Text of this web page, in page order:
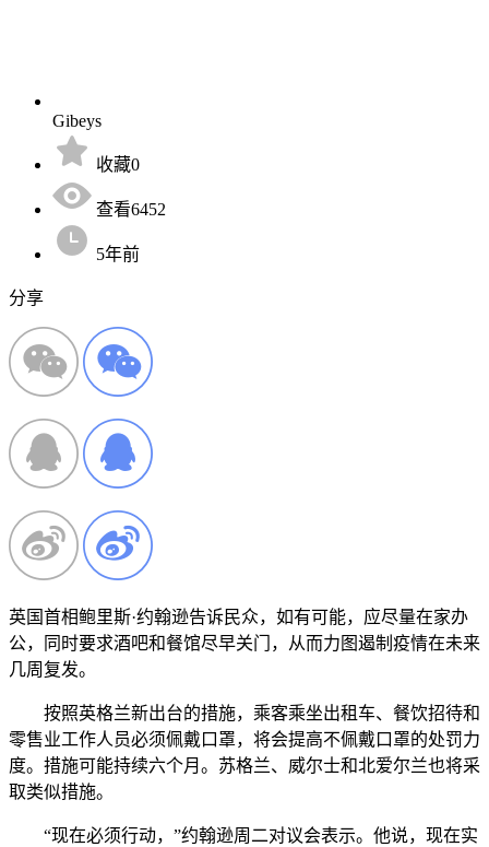
Gibeys
收藏0
查看6452
5年前
分享
英国首相鲍里斯·约翰逊告诉民众，如有可能，应尽量在家办
公，同时要求酒吧和餐馆尽早关门，从而力图遏制疫情在未来
几周复发。
按照英格兰新出台的措施，乘客乘坐出租车、餐饮招待和
零售业工作人员必须佩戴口罩，将会提高不佩戴口罩的处罚力
度。措施可能持续六个月。苏格兰、威尔士和北爱尔兰也将采
取类似措施。
“现在必须行动，”约翰逊周二对议会表示。他说，现在实